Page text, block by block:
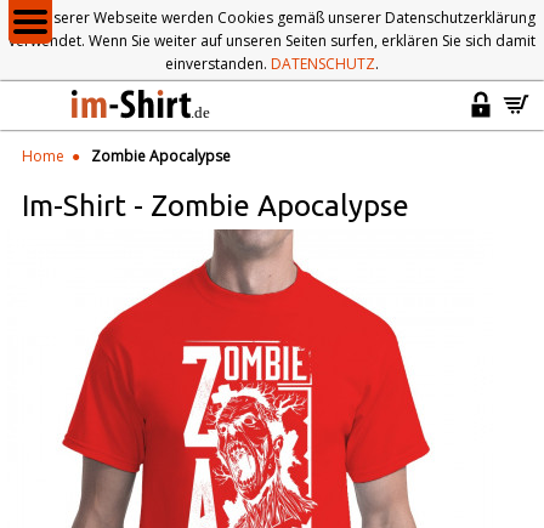
Auf unserer Webseite werden Cookies gemäß unserer Datenschutzerklärung
verwendet. Wenn Sie weiter auf unseren Seiten surfen, erklären Sie sich damit
einverstanden. DATENSCHUTZ.
Home Zombie Apocalypse
Im-Shirt - Zombie Apocalypse